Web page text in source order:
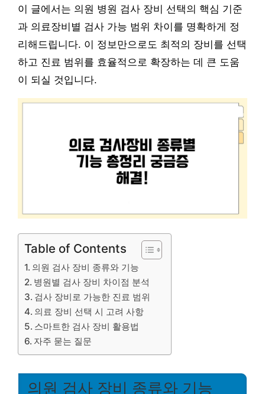
이 글에서는 의원 병원 검사 장비 선택의 핵심 기준
과 의료장비별 검사 가능 범위 차이를 명확하게 정
리해드립니다. 이 정보만으로도 최적의 장비를 선택
하고 진료 범위를 효율적으로 확장하는 데 큰 도움
이 되실 것입니다.
Table of Contents
의원 검사 장비 종류와 기능
병원별 검사 장비 차이점 분석
검사 장비로 가능한 진료 범위
의료 장비 선택 시 고려 사항
스마트한 검사 장비 활용법
자주 묻는 질문
의원 검사 장비 종류와 기능